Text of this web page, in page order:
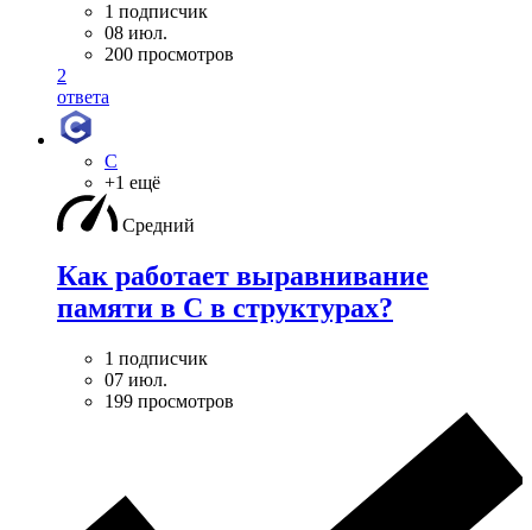
1 подписчик
08 июл.
200 просмотров
2
ответа
C
+1 ещё
Средний
Как работает выравнивание
памяти в С в структурах?
1 подписчик
07 июл.
199 просмотров